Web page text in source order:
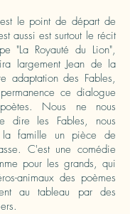
le point de départ de
aussi est surtout le récit
"La Royauté du Lion",
largement Jean de la
adaptation des Fables,
ce dialogue
Nous ne nous
dire les Fables, nous
famille un pièce de
C'est une comédie
pour les grands, qui
animaux des poèmes
au tableau par des